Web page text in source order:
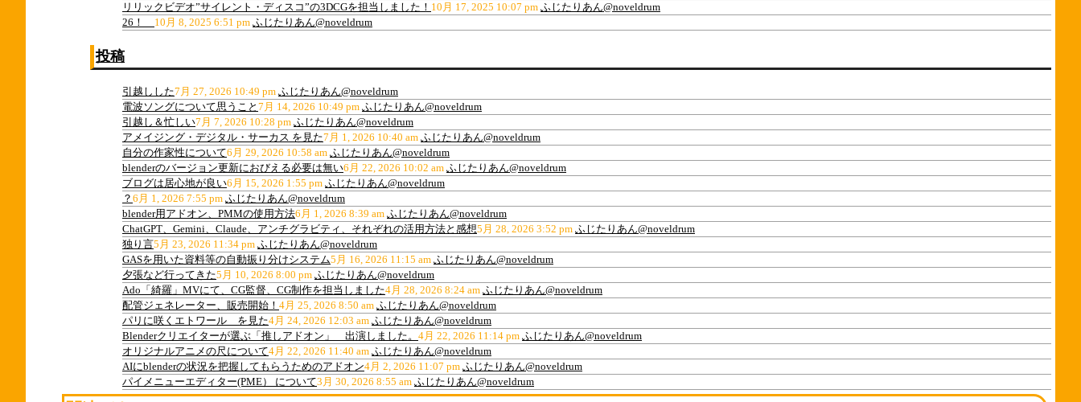
リリックビデオ”サイレント・ディスコ”の3DCGを担当しました！ 10月 17, 2025 10:07 pm ふじたりあん@noveldrum
26！ 10月 8, 2025 6:51 pm ふじたりあん@noveldrum
投稿
引越しした7月 27, 2026 10:49 pm ふじたりあん@noveldrum
電波ソングについて思うこと 7月 14, 2026 10:49 pm ふじたりあん@noveldrum
引越し＆忙しい7月 7, 2026 10:28 pm ふじたりあん@noveldrum
アメイジング・デジタル・サーカス を見た7月 1, 2026 10:40 am ふじたりあん@noveldrum
自分の作家性について6月 29, 2026 10:58 am ふじたりあん@noveldrum
blenderのバージョン更新におびえる必要は無い6月 22, 2026 10:02 am ふじたりあん@noveldrum
ブログは居心地が良い6月 15, 2026 1:55 pm ふじたりあん@noveldrum
？ 6月 1, 2026 7:55 pm ふじたりあん@noveldrum
blender用アドオン、PMMの使用方法6月 1, 2026 8:39 am ふじたりあん@noveldrum
ChatGPT、Gemini、Claude、アンチグラビティ、それぞれの活用方法と感想5月 28, 2026 3:52 pm ふじたりあん@noveldrum
独り言5月 23, 2026 11:34 pm ふじたりあん@noveldrum
GASを用いた資料等の自動振り分けシステム5月 16, 2026 11:15 am ふじたりあん@noveldrum
夕張など行ってきた5月 10, 2026 8:00 pm ふじたりあん@noveldrum
Ado「綺羅」MVにて、CG監督、CG制作を担当しました4月 28, 2026 8:24 am ふじたりあん@noveldrum
配管ジェネレーター、販売開始！ 4月 25, 2026 8:50 am ふじたりあん@noveldrum
パリに咲くエトワール を見た4月 24, 2026 12:03 am ふじたりあん@noveldrum
Blenderクリエイターが選ぶ「推しアドオン」 出演しました。 4月 22, 2026 11:14 pm ふじたりあん@noveldrum
オリジナルアニメの尺について4月 22, 2026 11:40 am ふじたりあん@noveldrum
AIにblenderの状況を把握してもらうためのアドオン4月 2, 2026 11:07 pm ふじたりあん@noveldrum
パイメニューエディター(PME） について3月 30, 2026 8:55 am ふじたりあん@noveldrum